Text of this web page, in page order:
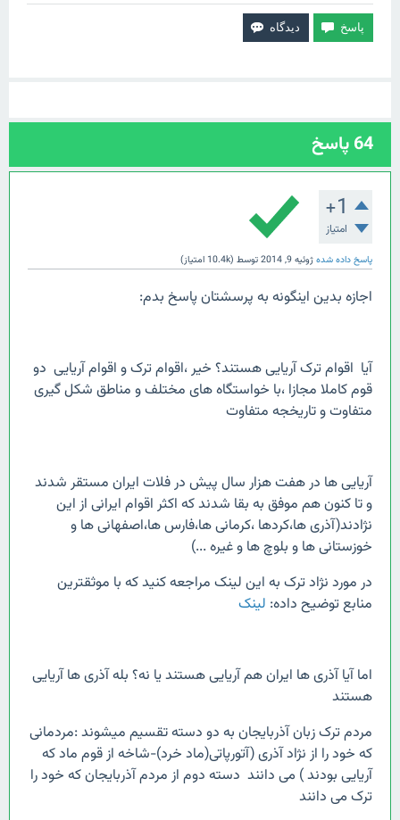
64پاسخ
+1
امتیاز
پاسخ داده شدهژوئیه 9, 2014 توسط (
10.4k امتیاز)
اجازه بدین اینگونه به پرسشتان پاسخ بدم:
آیا اقوام ترک آریایی هستند؟ خیر ،اقوام ترک و اقوام آریایی دو
قوم کاملا مجازا ،با خواستگاه های مختلف و مناطق شکل گیری
متفاوت و تاریخجه متفاوت
آریایی ها در هفت هزار سال پیش در فلات ایران مستقر شدند
و تا کنون هم موفق به بقا شدند که اکثر اقوام ایرانی از این
نژادند(آذری ها،کردها ،کرمانی ها،فارس ها،اصفهانی ها و
خوزستانی ها و بلوچ ها و غیره ...)
در مورد نژاد ترک به این لینک مراجعه کنید که با موثقترین
منابع توضیح داده: لینک
اما آیا آذری ها ایران هم آریایی هستند یا نه؟ بله آذری ها آریایی
هستند
مردم ترک زبان آذربایجان به دو دسته تقسیم میشوند :مردمانی
که خود را از نژاد آذری (آتورپاتی(ماد خرد)-شاخه از قوم ماد که
آریایی بودند ) می دانند دسته دوم از مردم آذربایجان که خود را
ترک می دانند